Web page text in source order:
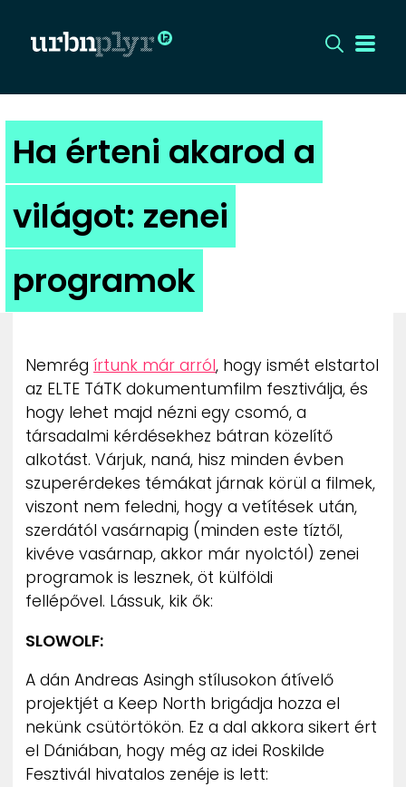
CÍMLAP
DIZÁJN
DIVAT
HIP
UTCA
ZENE
MÉDIAAJÁNLAT
IMPRESSZUM
PR-ARCHÍVUM
ADATKEZELÉSI TÁJÉKOZTATÓ
Ha érteni akarod a
világot: zenei
programok
Nemrég írtunk már arról, hogy ismét elstartol
az ELTE TáTK dokumentumfilm fesztiválja, és
hogy lehet majd nézni egy csomó, a
társadalmi kérdésekhez bátran közelítő
alkotást. Várjuk, naná, hisz minden évben
szuperérdekes témákat járnak körül a filmek,
viszont nem feledni, hogy a vetítések után,
szerdától vasárnapig (minden este tíztől,
kivéve vasárnap, akkor már nyolctól) zenei
programok is lesznek, öt külföldi
fellépővel. Lássuk, kik ők:
SLOWOLF:
A dán Andreas Asingh stílusokon átívelő
projektjét a Keep North brigádja hozza el
nekünk csütörtökön. Ez a dal akkora sikert ért
el Dániában, hogy még az idei Roskilde
Fesztivál hivatalos zenéje is lett: